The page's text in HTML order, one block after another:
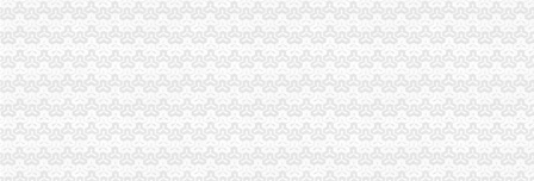
丰台区代办一般纳税人注册流程_专业代办执照费用-【四季光】-行业
2016深圳注册一般纳税人流程_百度经验
郑州公司注册一般纳税人公司注册、一般纳税人申请流程-开封58同城
*办北京工商营业执照-北京一般纳税人公司注册-注册一般纳税人-流程
苏州工业园区一般纳税人公司注册流程,苏州园区企业登记程序
一般纳税人申请流程_百度经验
北京市注册一般纳税人公司流程提供一般纳税人注册地址_2017招聘信